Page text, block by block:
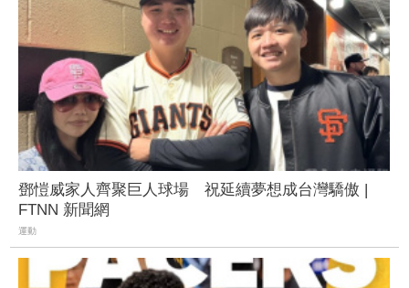
鄧愷威家人齊聚巨人球場 祝延續夢想成台灣驕傲 |
FTNN 新聞網
運動